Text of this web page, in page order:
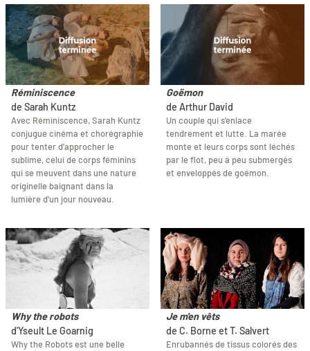
Réminiscence
de Sarah Kuntz
Avec Réminiscence, Sarah Kuntz
conjugue cinéma et chorégraphie
pour tenter d’approcher le
sublime, celui de corps féminins
qui se meuvent dans une nature
originelle baignant dans la
lumière d’un jour nouveau.
Goëmon
de Arthur David
Un couple qui s’enlace
tendrement et lutte. La marée
monte et leurs corps sont léchés
par le flot, peu à peu submergés
et enveloppés de goémon.
Why the robots
d'Yseult Le Goarnig
Why the Robots est une belle
Je m'en vêts
de C. Borne et T. Salvert
Enrubannés de tissus colorés des